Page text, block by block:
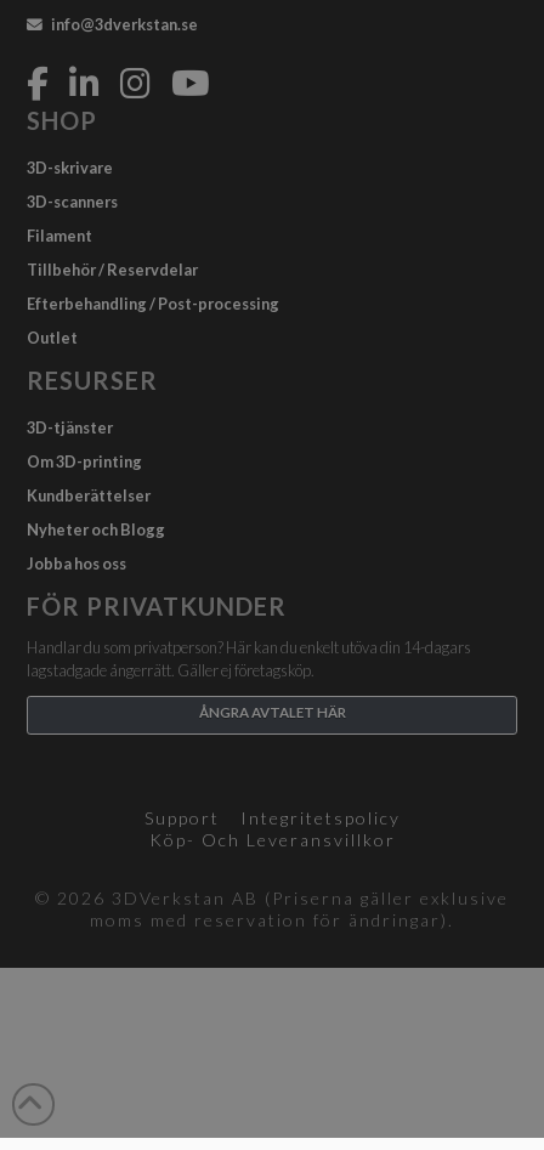
info@3dverkstan.se
SHOP
3D-skrivare
3D-scanners
Filament
Tillbehör / Reservdelar
Efterbehandling / Post-processing
Outlet
RESURSER
3D-tjänster
Om 3D-printing
Kundberättelser
Nyheter och Blogg
Jobba hos oss
FÖR PRIVATKUNDER
Handlar du som privatperson? Här kan du enkelt utöva din 14-dagars
lagstadgade ångerrätt. Gäller ej företagsköp.
ÅNGRA AVTALET HÄR
Support
Integritetspolicy
Köp- Och Leveransvillkor
© 2026 3DVerkstan AB (Priserna gäller exklusive
moms med reservation för ändringar).